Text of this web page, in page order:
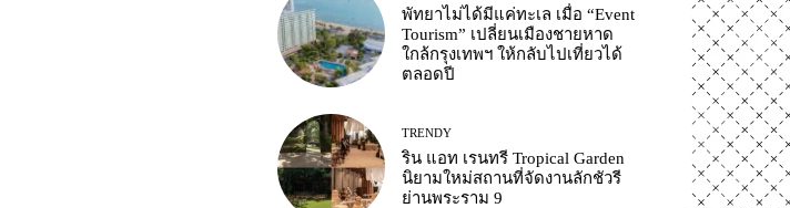
พัทยาไม่ได้มีแค่ทะเล เมื่อ “Event
Tourism” เปลี่ยนเมืองชายหาด
ใกล้กรุงเทพฯ ให้กลับไปเที่ยวได้
ตลอดปี
TRENDY
ริน แอท เรนทรี Tropical Garden
นิยามใหม่สถานที่จัดงานลักชัวรี
ย่านพระราม 9